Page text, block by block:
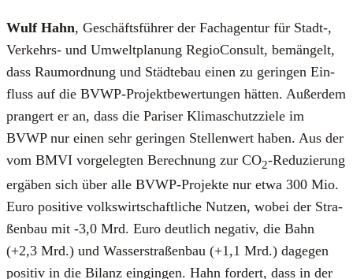
Wulf Hahn, Geschäfts­füh­rer der Fach­agen­tur für Stadt‑,
Ver­kehrs- und Umwelt­pla­nung Regio­Con­sult, bemän­gelt,
dass Raum­ord­nung und Städ­te­bau einen zu gerin­gen Ein­
fluss auf die BVWP-Pro­jekt­be­wer­tun­gen hät­ten. Außer­dem
pran­gert er an, dass die Pari­ser Kli­ma­schutz­zie­le im
BVWP nur einen sehr gerin­gen Stel­len­wert haben. Aus der
vom BMVI vor­ge­leg­ten Berech­nung zur CO2-Redu­zie­rung
ergä­ben sich über alle BVWP-Pro­jek­te nur etwa 300 Mio.
Euro posi­ti­ve volks­wirt­schaft­li­che Nut­zen, wobei der Stra­
ßen­bau mit ‑3,0 Mrd. Euro deut­lich nega­tiv, die Bahn
(+2,3 Mrd.) und Was­ser­stra­ßen­bau (+1,1 Mrd.) dage­gen
posi­tiv in die Bilanz ein­gin­gen. Hahn for­dert, dass in der